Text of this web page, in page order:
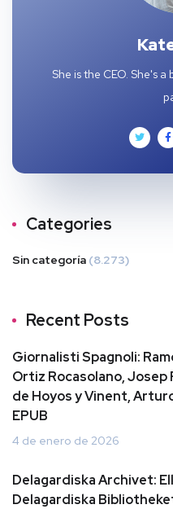
She is the CEO. She's
Categories
Sin categoría (8.273)
Recent Posts
Giornalisti Spagnoli:
Ortiz Rocasolano,
de Hoyos y Vinent,
EPUB
4 de enero de 2026
Delagardiska Archivet:
Delagardiska